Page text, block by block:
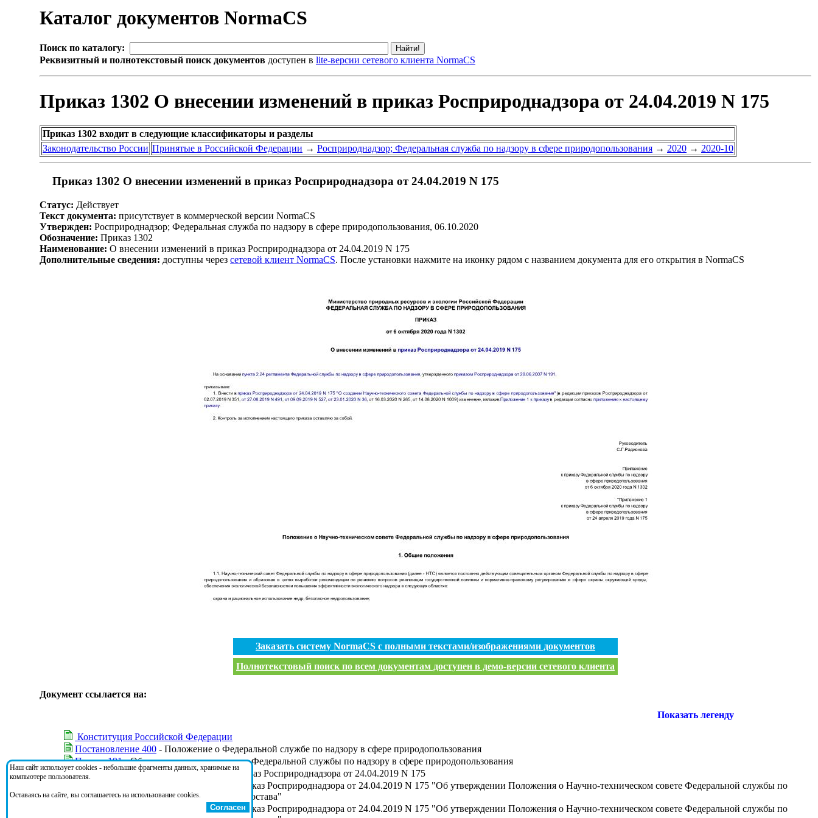
Каталог документов NormaCS
Поиск по каталогу:
Реквизитный и полнотекстовый поиск документов доступен в lite-версии сетевого клиента NormaCS
Приказ 1302 О внесении изменений в приказ Росприроднадзора от 24.04.2019 N 175
Приказ 1302 входит в следующие классификаторы и разделы
Законодательство России Принятые в Российской Федерации → Росприроднадзор; Федеральная служба по надзору в сфере природопользования → 2020 → 2020-10
Приказ 1302 О внесении изменений в приказ Росприроднадзора от 24.04.2019 N 175
Статус: Действует
Текст документа: присутствует в коммерческой версии NormaCS
Утвержден: Росприроднадзор; Федеральная служба по надзору в сфере природопользования, 06.10.2020
Обозначение: Приказ 1302
Наименование: О внесении изменений в приказ Росприроднадзора от 24.04.2019 N 175
Дополнительные сведения: доступны через сетевой клиент NormaCS. После установки нажмите на иконку рядом с названием документа для его открытия в NormaCS
Заказать систему NormaCS с полными текстами/изображениями документов
Полнотекстовый поиск по всем документам доступен в демо-версии сетевого клиента
Документ ссылается на:
Показать легенду
Конституция Российской Федерации
Постановление 400 - Положение о Федеральной службе по надзору в сфере природопользования
Приказ 191- Об утверждении регламента Федеральной службы по надзору в сфере природопользования
Приказ 36- О внесении изменений в приказ Росприроднадзора от 24.04.2019 N 175
- О внесении изменения в приказ Росприроднадзора от 24.04.2019 N 175 "Об утверждении Положения о Научно-техническом совете Федеральной службы по
надзору в сфере природопользования и его состава"
- О внесении изменения в приказ Росприроднадзора от 24.04.2019 N 175 "Об утверждении Положения о Научно-техническом совете Федеральной службы по
Наш сайт использует cookies - небольшие фрагменты данных, хранимые на
компьютере пользователя.
Оставаясь на сайте, вы соглашаетесь на использование cookies.
Согласен